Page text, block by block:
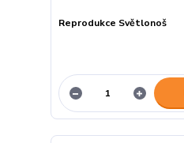
Reprodukce Světlonoš